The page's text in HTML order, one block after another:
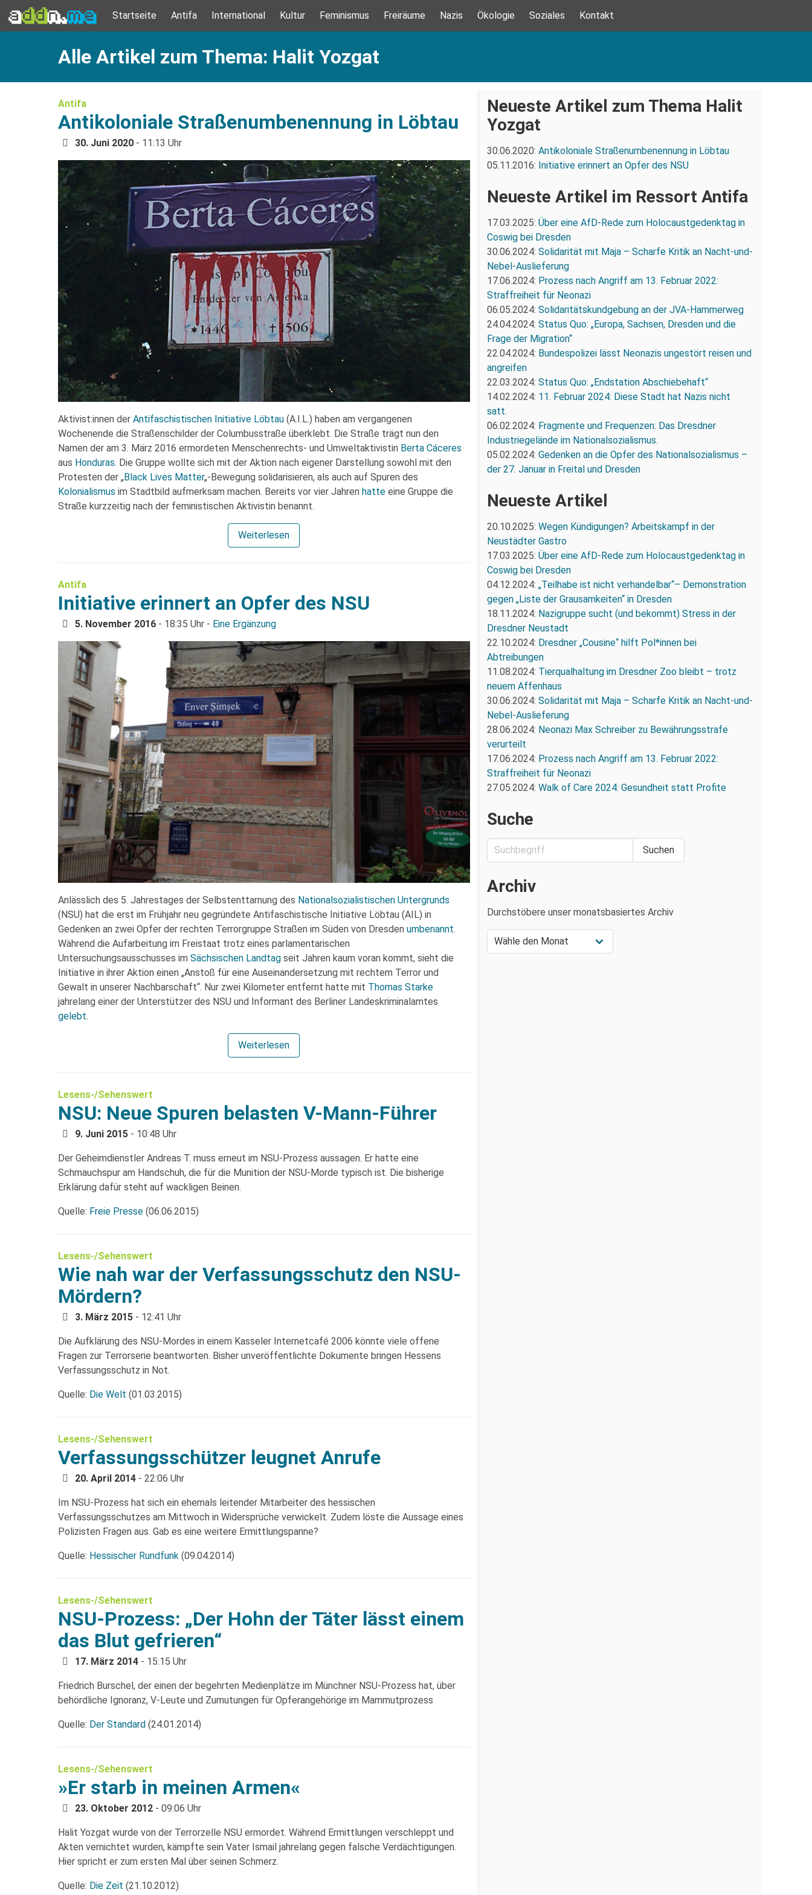
Startseite Antifa International Kultur Feminismus Freiräume Nazis Ökologie Soziales Kontakt
Alle Artikel zum Thema: Halit Yozgat
Antifa
Antikoloniale Straßenumbenennung in Löbtau
30. Juni 2020 - 11:13 Uhr
Aktivist:innen der Antifaschistischen Initiative Löbtau (A.I.L.) haben am vergangenen
Wochenende die Straßenschilder der Columbusstraße überklebt. Die Straße trägt nun den
Namen der am 3. März 2016 ermordeten Menschenrechts- und Umweltaktivistin Berta Cáceres
aus Honduras. Die Gruppe wollte sich mit der Aktion nach eigener Darstellung sowohl mit den
Protesten der „Black Lives Matter„-Bewegung solidarisieren, als auch auf Spuren des
Kolonialismus im Stadtbild aufmerksam machen. Bereits vor vier Jahren hatte eine Gruppe die
Straße kurzzeitig nach der feministischen Aktivistin benannt.
Weiterlesen
Antifa
Initiative erinnert an Opfer des NSU
5. November 2016 - 18:35 Uhr - Eine Ergänzung
Anlässlich des 5. Jahrestages der Selbstenttarnung des Nationalsozialistischen Untergrunds
(NSU) hat die erst im Frühjahr neu gegründete Antifaschistische Initiative Löbtau (AIL) in
Gedenken an zwei Opfer der rechten Terrorgruppe Straßen im Süden von Dresden umbenannt.
Während die Aufarbeitung im Freistaat trotz eines parlamentarischen
Untersuchungsausschusses im Sächsischen Landtag seit Jahren kaum voran kommt, sieht die
Initiative in ihrer Aktion einen „Anstoß für eine Auseinandersetzung mit rechtem Terror und
Gewalt in unserer Nachbarschaft“. Nur zwei Kilometer entfernt hatte mit Thomas Starke
jahrelang einer der Unterstützer des NSU und Informant des Berliner Landeskriminalamtes
gelebt.
Weiterlesen
Lesens-/Sehenswert
NSU: Neue Spuren belasten V-Mann-Führer
9. Juni 2015 - 10:48 Uhr
Der Geheimdienstler Andreas T. muss erneut im NSU-Prozess aussagen. Er hatte eine
Schmauchspur am Handschuh, die für die Munition der NSU-Morde typisch ist. Die bisherige
Erklärung dafür steht auf wackligen Beinen.
Quelle: Freie Presse (06.06.2015)
Lesens-/Sehenswert
Wie nah war der Verfassungsschutz den NSU-
Mördern?
3. März 2015 - 12:41 Uhr
Die Aufklärung des NSU-Mordes in einem Kasseler Internetcafé 2006 könnte viele offene
Fragen zur Terrorserie beantworten. Bisher unveröffentlichte Dokumente bringen Hessens
Verfassungsschutz in Not.
Quelle: Die Welt (01.03.2015)
Lesens-/Sehenswert
Verfassungsschützer leugnet Anrufe
20. April 2014 - 22:06 Uhr
Im NSU-Prozess hat sich ein ehemals leitender Mitarbeiter des hessischen
Verfassungsschutzes am Mittwoch in Widersprüche verwickelt. Zudem löste die Aussage eines
Polizisten Fragen aus. Gab es eine weitere Ermittlungspanne?
Quelle: Hessischer Rundfunk (09.04.2014)
Lesens-/Sehenswert
NSU-Prozess: „Der Hohn der Täter lässt einem
das Blut gefrieren“
17. März 2014 - 15:15 Uhr
Friedrich Burschel, der einen der begehrten Medienplätze im Münchner NSU-Prozess hat, über
behördliche Ignoranz, V-Leute und Zumutungen für Opferangehörige im Mammutprozess
Quelle: Der Standard (24.01.2014)
Lesens-/Sehenswert
»Er starb in meinen Armen«
23. Oktober 2012 - 09:06 Uhr
Halit Yozgat wurde von der Terrorzelle NSU ermordet. Während Ermittlungen verschleppt und
Akten vernichtet wurden, kämpfte sein Vater Ismail jahrelang gegen falsche Verdächtigungen.
Hier spricht er zum ersten Mal über seinen Schmerz.
Quelle: Die Zeit (21.10.2012)
Neueste Artikel zum Thema Halit
Yozgat
30.06.2020: Antikoloniale Straßenumbenennung in Löbtau
05.11.2016: Initiative erinnert an Opfer des NSU
Neueste Artikel im Ressort Antifa
17.03.2025: Über eine AfD-Rede zum Holocaustgedenktag in
Coswig bei Dresden
30.06.2024: Solidarität mit Maja – Scharfe Kritik an Nacht-und-
Nebel-Auslieferung
17.06.2024: Prozess nach Angriff am 13. Februar 2022:
Straffreiheit für Neonazi
06.05.2024: Solidaritätskundgebung an der JVA-Hammerweg
24.04.2024: Status Quo: „Europa, Sachsen, Dresden und die
Frage der Migration“
22.04.2024: Bundespolizei lässt Neonazis ungestört reisen und
angreifen
22.03.2024: Status Quo: „Endstation Abschiebehaft“
14.02.2024: 11. Februar 2024: Diese Stadt hat Nazis nicht
satt.
06.02.2024: Fragmente und Frequenzen: Das Dresdner
Industriegelände im Nationalsozialismus.
05.02.2024: Gedenken an die Opfer des Nationalsozialismus –
der 27. Januar in Freital und Dresden
Neueste Artikel
20.10.2025: Wegen Kündigungen? Arbeitskampf in der
Neustädter Gastro
17.03.2025: Über eine AfD-Rede zum Holocaustgedenktag in
Coswig bei Dresden
04.12.2024: „Teilhabe ist nicht verhandelbar“– Demonstration
gegen „Liste der Grausamkeiten“ in Dresden
18.11.2024: Nazigruppe sucht (und bekommt) Stress in der
Dresdner Neustadt
22.10.2024: Dresdner „Cousine“ hilft Pol*innen bei
Abtreibungen
11.08.2024: Tierqualhaltung im Dresdner Zoo bleibt – trotz
neuem Affenhaus
30.06.2024: Solidarität mit Maja – Scharfe Kritik an Nacht-und-
Nebel-Auslieferung
28.06.2024: Neonazi Max Schreiber zu Bewährungsstrafe
verurteilt
17.06.2024: Prozess nach Angriff am 13. Februar 2022:
Straffreiheit für Neonazi
27.05.2024: Walk of Care 2024: Gesundheit statt Profite
Suche
Archiv
Durchstöbere unser monatsbasiertes Archiv